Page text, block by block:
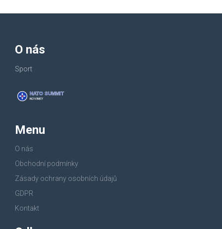
O nás
Sport
Menu
O nás
Obchodní podmínky
Zásady ochrany osobních údajů
GDPR
Kontakt